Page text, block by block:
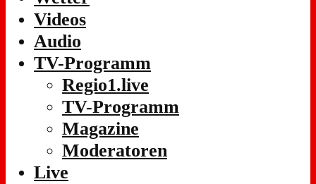
Videos
Audio
TV-Programm
Regio1.live
TV-Programm
Magazine
Moderatoren
Live